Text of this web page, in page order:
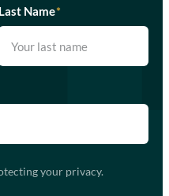
Last Name*
your privacy.